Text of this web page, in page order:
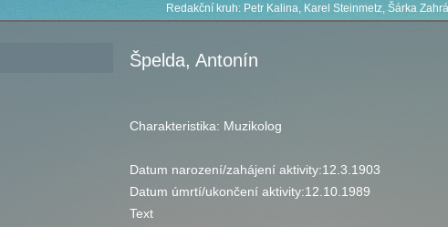
Redakční kruh: Petr Kalina, Karel Steinmetz, Šárka
Špelda, Antonín
Charakteristika: Muzikolog
Datum narození/zahájení aktivity:12.3.1903
Datum úmrtí/ukončení aktivity:12.10.1989
Text